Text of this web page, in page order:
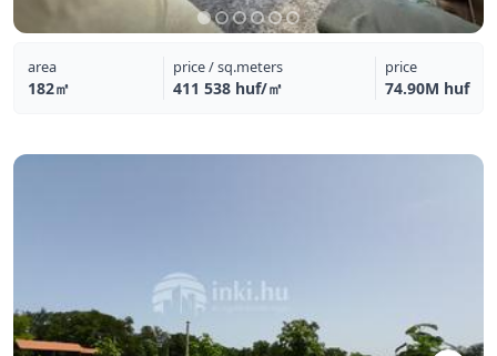
area
182㎡
price / sq.meters
411 538 huf/㎡
price
74.90M huf